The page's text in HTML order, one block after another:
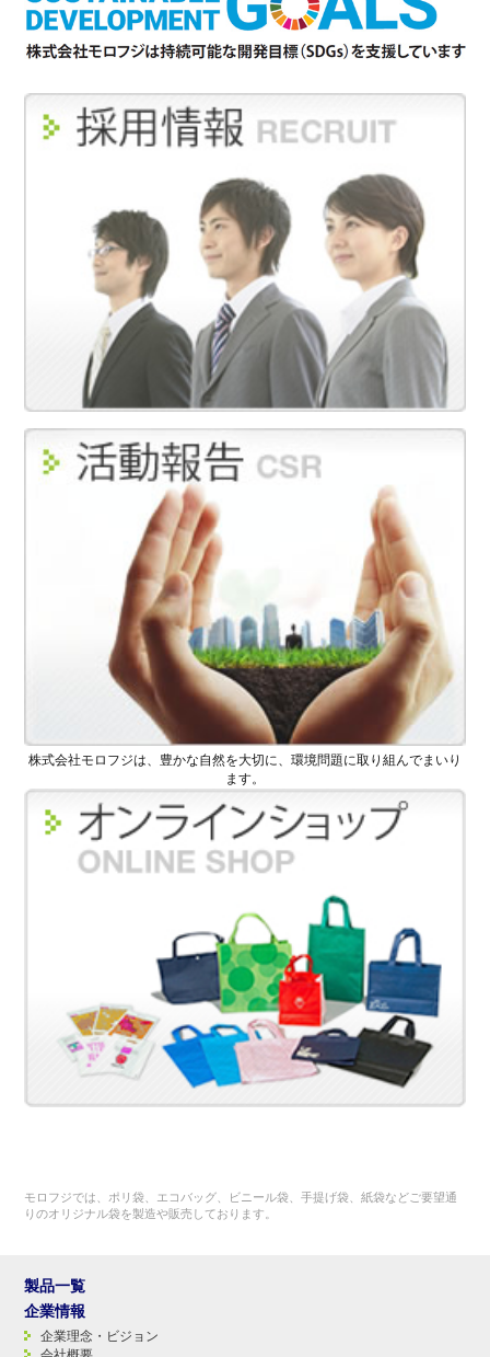
株式会社モロフジは、豊かな自然を大切に、環境問題に取り組んでまいり
ます。
モロフジでは、ポリ袋、エコバッグ、ビニール袋、手提げ袋、紙袋などご要望通
りのオリジナル袋を製造や販売しております。
製品一覧
企業情報
企業理念・ビジョン